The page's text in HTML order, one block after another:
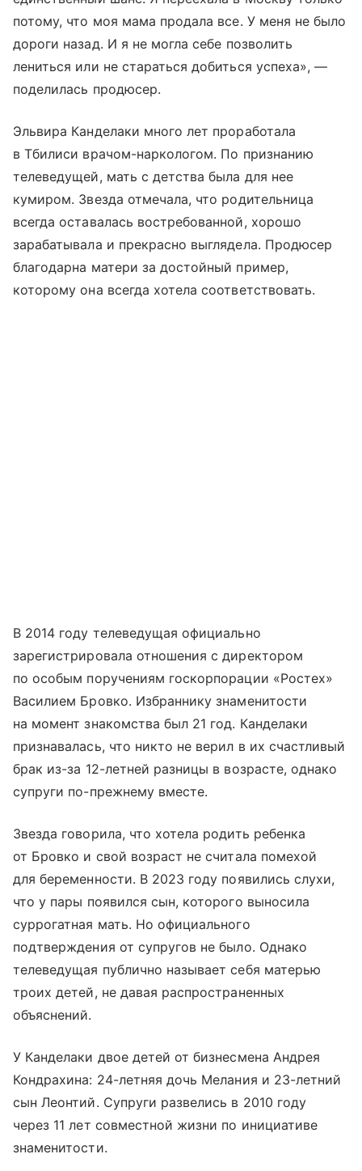
потому, что моя мама продала все. У меня не было
дороги назад. И я не могла себе позволить
лениться или не стараться добиться успеха», —
поделилась продюсер.
Эльвира Канделаки много лет проработала
в Тбилиси врачом-наркологом. По признанию
телеведущей, мать с детства была для нее
кумиром. Звезда отмечала, что родительница
всегда оставалась востребованной, хорошо
зарабатывала и прекрасно выглядела. Продюсер
благодарна матери за достойный пример,
которому она всегда хотела соответствовать.
В 2014 году телеведущая официально
зарегистрировала отношения с директором
по особым поручениям госкорпорации «Ростех»
Василием Бровко. Избраннику знаменитости
на момент знакомства был 21 год. Канделаки
признавалась, что никто не верил в их счастливый
брак из-за 12-летней разницы в возрасте, однако
супруги по-прежнему вместе.
Звезда говорила, что хотела родить ребенка
от Бровко и свой возраст не считала помехой
для беременности. В 2023 году появились слухи,
что у пары появился сын, которого выносила
суррогатная мать. Но официального
подтверждения от супругов не было. Однако
телеведущая публично называет себя матерью
троих детей, не давая распространенных
объяснений.
У Канделаки двое детей от бизнесмена Андрея
Кондрахина: 24-летняя дочь Мелания и 23-летний
сын Леонтий. Супруги развелись в 2010 году
через 11 лет совместной жизни по инициативе
знаменитости.